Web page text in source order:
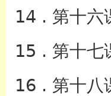
14 . 第十六
15 . 第十七
16 . 第十八